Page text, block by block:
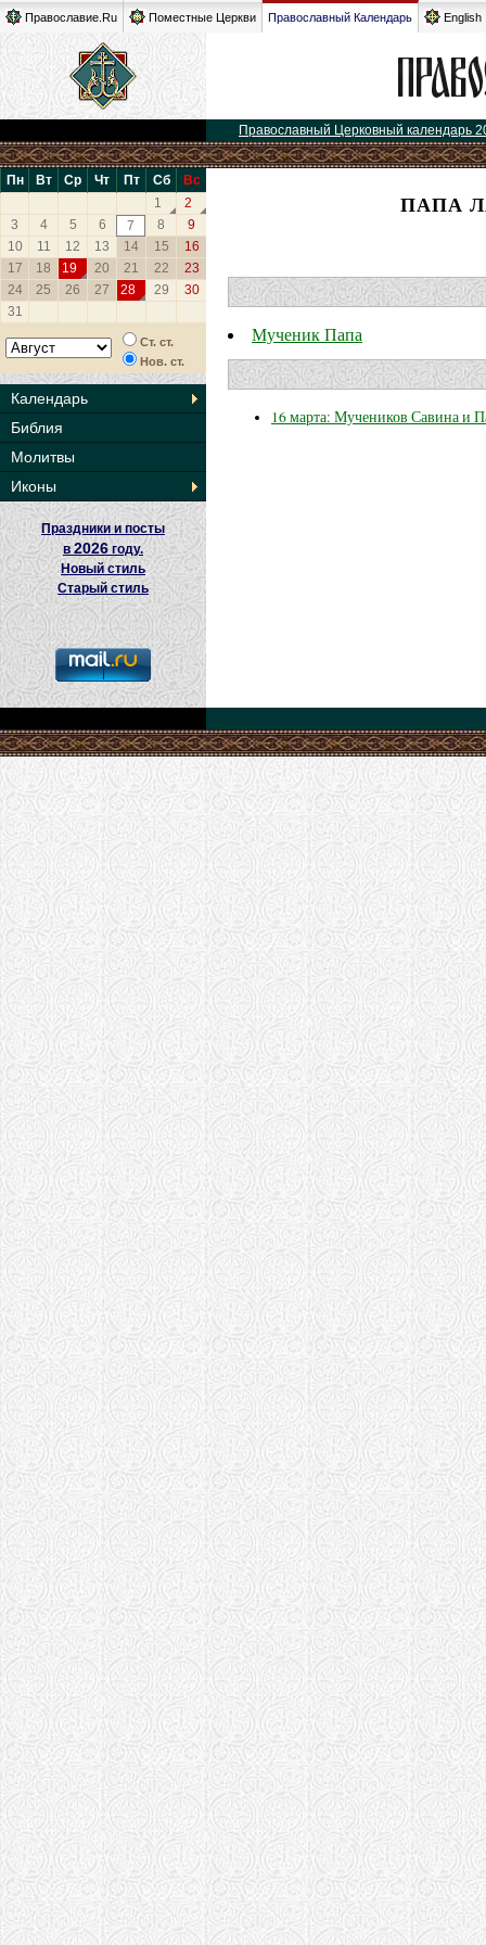
Православие.Ru Поместные Церкви Православный Календарь English
Православный Церковный календарь
Пн Вт Ср Чт Пт Сб
Вс
1
2
3
4 5 6 7 8
9
10
11 12 13 14 15
16
17
18 19 20 21 22
23
24
25 26 27 28 29
30
31
Ст. ст.
Нов. ст.
Календарь
Библия
Молитвы
Иконы
Праздники и посты
в2026 году.
Новый стиль
Старый стиль
ПАПА
Мученик Папа
16 марта: Мучеников Савина и